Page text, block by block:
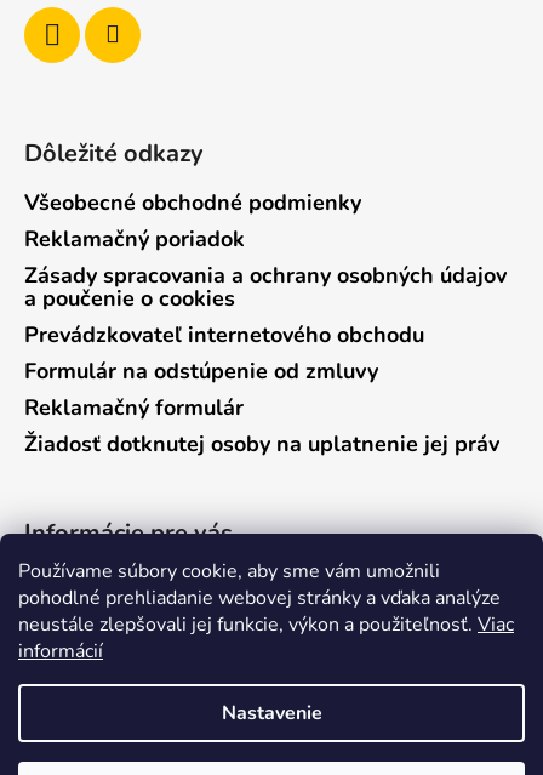
Používame súbory cookie, aby sme vám umožnili
pohodlné prehliadanie webovej stránky a vďaka analýze
neustále zlepšovali jej funkcie, výkon a použiteľnosť. Viac
informácií
Nastavenie
Dôležité odkazy
Všeobecné obchodné podmienky
Reklamačný poriadok
Zásady spracovania a ochrany osobných údajov
a poučenie o cookies
Prevádzkovateľ internetového obchodu
Formulár na odstúpenie od zmluvy
Reklamačný formulár
Žiadosť dotknutej osoby na uplatnenie jej práv
Informácie pre vás
Predajňa Vráble
Predajňa Pieštany
Ako nakupovať